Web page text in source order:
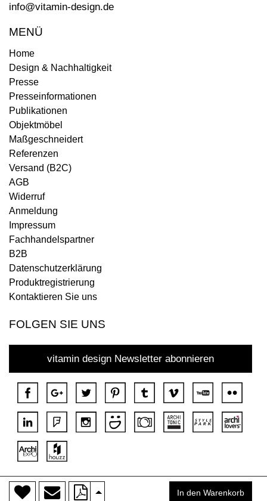
> In den Warenkorb
info@vitamin-design.de
MENÜ
Home
Design & Nachhaltigkeit
Presse
Presseinformationen
Publikationen
Objektmöbel
Maßgeschneidert
Referenzen
Versand (B2C)
AGB
Widerruf
Anmeldung
Impressum
Fachhandelspartner
B2B
Datenschutzerklärung
Produktregistrierung
Kontaktieren Sie uns
FOLGEN SIE UNS
vitamin design Newsletter abonnieren
Copyright © 2018 DONA Alle Rechte vorbehalten.